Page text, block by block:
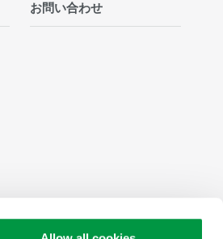
お問い合わせ